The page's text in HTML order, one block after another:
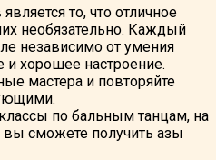
то, что отличное
необязательно. Каждый
независимо от умения
и хорошее настроение.
мастера и повторяйте
по бальным танцам, на
сможете получить азы